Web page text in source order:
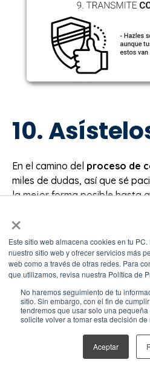
×
Este sitio web almacena cookies en tu
nuestro sitio web y ofrecer servicios más
web como a través de otras redes. Para
que utilizamos, revisa nuestra Política de
No haremos seguimiento de tu
sitio. Sin embargo, con el fin de
tendremos que usar solo una
solicite volver a tomar esta decisión de
Aceptar
10.
En el camino del proceso de
miles de dudas, así que sé
la mejor forma posible hasta
Para aumentar tu número de
permanecer al lado de tus
puedes, realiza alguna
esclarecer sus dudas.